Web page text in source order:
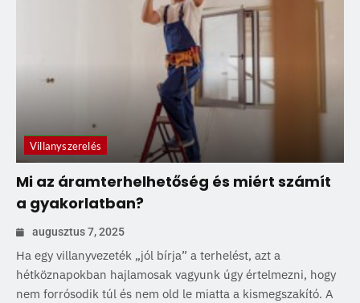
Villanyszerelés
Mi az áramterhelhetőség és miért számít
a gyakorlatban?
augusztus 7, 2025
Ha egy villanyvezeték „jól bírja” a terhelést, azt a
hétköznapokban hajlamosak vagyunk úgy értelmezni, hogy
nem forrósodik túl és nem old le miatta a kismegszakító. A